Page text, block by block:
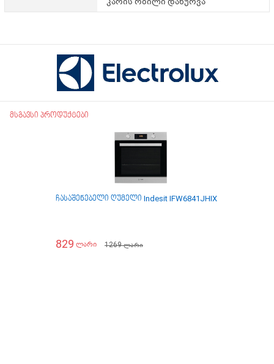
მსგავსი პროდუქტები
ჩასაშენებელი ღუმელი Indesit IFW6841JHIX
829 ლარი 1269ლარი